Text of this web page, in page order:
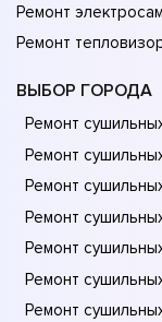
Ремонт
Ремонт
ВЫБОР ГОРОДА
Ремонт
Ремонт
Ремонт
Ремонт
Ремонт
Ремонт
Ремонт